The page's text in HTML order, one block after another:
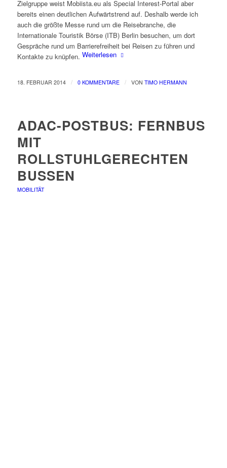
Zielgruppe weist Mobiista.eu als Special Interest-Portal aber
bereits einen deutlichen Aufwärtstrend auf. Deshalb werde ich
auch die größte Messe rund um die Reisebranche, die
Internationale Touristik Börse (ITB) Berlin besuchen, um dort
Gespräche rund um Barrierefreiheit bei Reisen zu führen und
Kontakte zu knüpfen. Weiterlesen
18. FEBRUAR 2014 / 0 KOMMENTARE / VON TIMO HERMANN
ADAC-POSTBUS: FERNBUS
MIT
ROLLSTUHLGERECHTEN
BUSSEN
MOBILITÄT